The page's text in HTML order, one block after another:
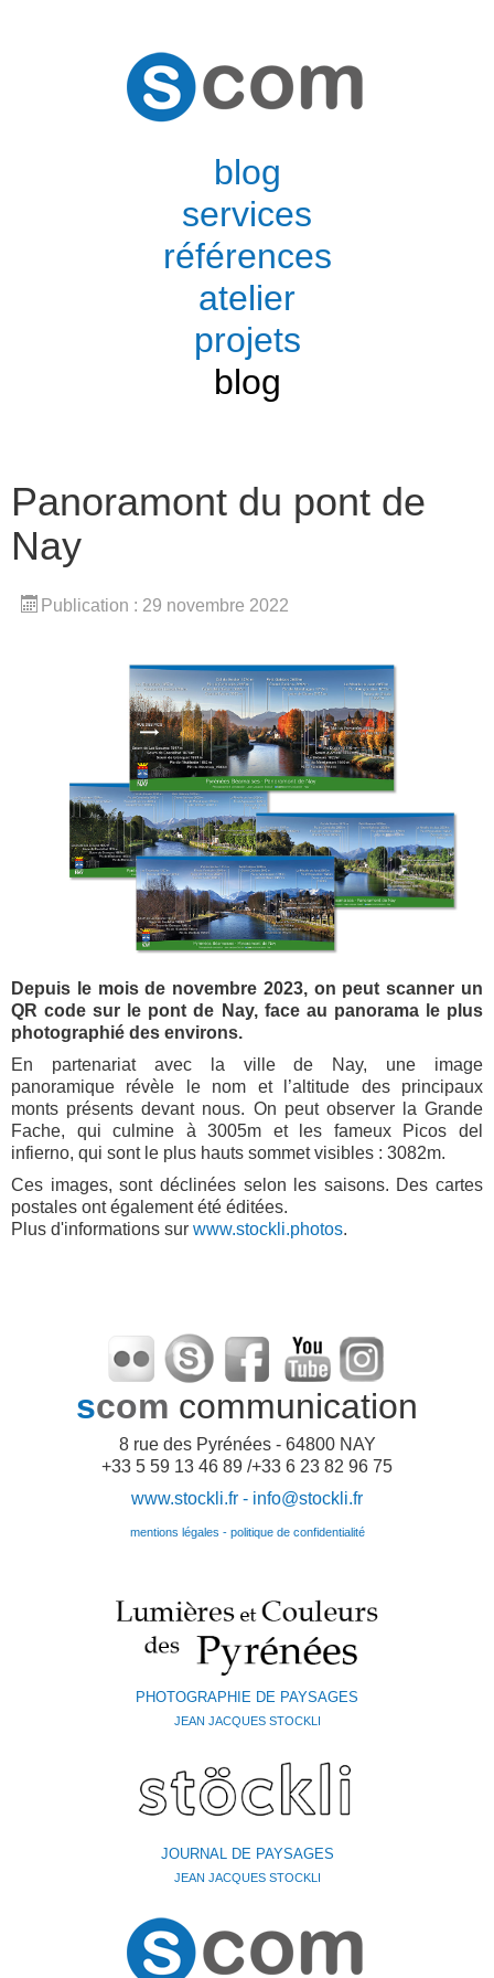
blog
services
références
atelier
projets
blog
Panoramont du pont de
Nay
Publication : 29 novembre 2022
Depuis le mois de novembre 2023, on peut scanner un
QR code sur le pont de Nay, face au panorama le plus
photographié des environs.
En partenariat avec la ville de Nay, une image
panoramique révèle le nom et l’altitude des principaux
monts présents devant nous. On peut observer la Grande
Fache, qui culmine à 3005m et les fameux Picos del
infierno, qui sont le plus hauts sommet visibles : 3082m.
Ces images, sont déclinées selon les saisons. Des cartes
postales ont également été éditées.
Plus d'informations sur www.stockli.photos.
scom communication
8 rue des Pyrénées - 64800 NAY
+33 5 59 13 46 89 /+33 6 23 82 96 75
www.stockli.fr - info@stockli.fr
mentions légales - politique de confidentialité
PHOTOGRAPHIE DE PAYSAGES
JEAN JACQUES STOCKLI
JOURNAL DE PAYSAGES
JEAN JACQUES STOCKLI